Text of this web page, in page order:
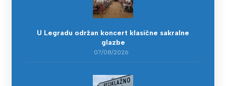
U Legradu održan koncert klasične sakralne
glazbe
07/08/2026